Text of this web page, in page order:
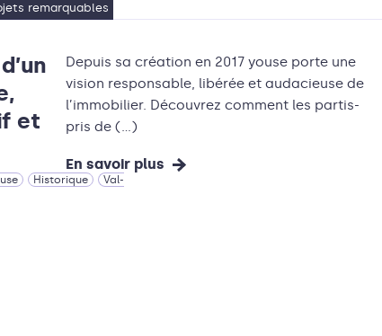
remarquables
et
Historique
Val-
Depuis sa création en 2017 youse porte une
vision responsable, libérée et audacieuse de
l’immobilier. Découvrez comment les partis-
pris de (…)
En savoir plus